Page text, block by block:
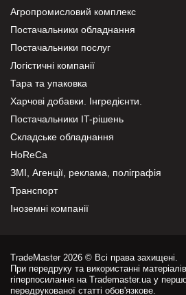
Агропромисловий комплекс
Постачальники обладнання
Постачальники послуг
Логістичні компанії
Тара та упаковка
Харчові добавки. Інгредієнти.
Постачальники IT-рішень
Складське обладнання
HoReCa
ЗМІ, Агенції, реклама, поліграфія
Транспорт
Іноземні компанії
TradeMaster 2026 © Всі права захищені.
При передруку та використанні матеріалів
гіперпосилання на Trademaster.ua у
передрукованої статті обов'язкове.